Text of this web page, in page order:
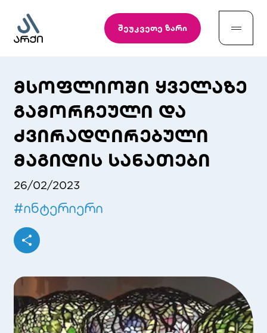
შეუკვეთე ზარი
მსოფლიოში ყველაზე
გამორჩეული და
ძვირადღირებული
მაგიდის სანათები
26/02/2023
#ინტერიერი